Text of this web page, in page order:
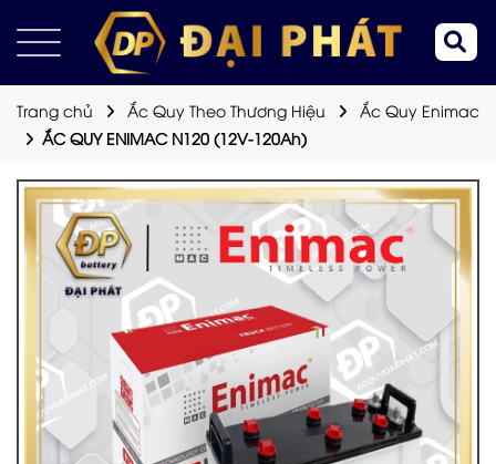
Trang chủ Ắc Quy Theo Thương Hiệu
Ắc Quy Enimac
ẮC QUY ENIMAC N120 (12V-120Ah)